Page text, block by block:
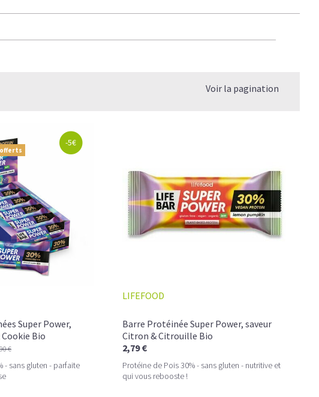
Voir la pagination
-5€
Super Power,
Bio
€
- sans gluten - parfaite
LIFEFOOD
Barre Protéinée Super Power, saveur
Citron & Citrouille Bio
2,79 €
Protéine de Pois 30% - sans gluten - nutritive et
qui vous rebooste !